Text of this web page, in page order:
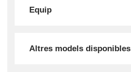
Equip
Altres models disponibles